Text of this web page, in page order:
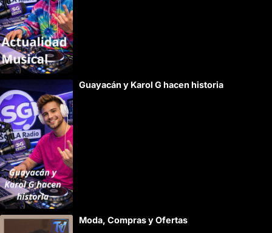
Guayacán y Karol G hacen historia
Moda, Compras y Ofertas